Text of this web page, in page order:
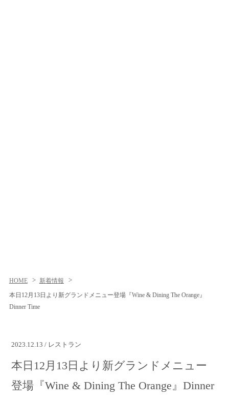
HOME
新着情報
本日12月13日より新グランドメニュー登場『Wine & Dining The Orange』
Dinner Time
2023.12.13 / レストラン
本日12月13日より新グランドメニュー
登場『Wine & Dining The Orange』Dinner